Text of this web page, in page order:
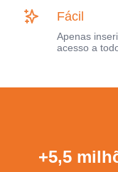
Fácil
Apenas
acesso a
+5,5